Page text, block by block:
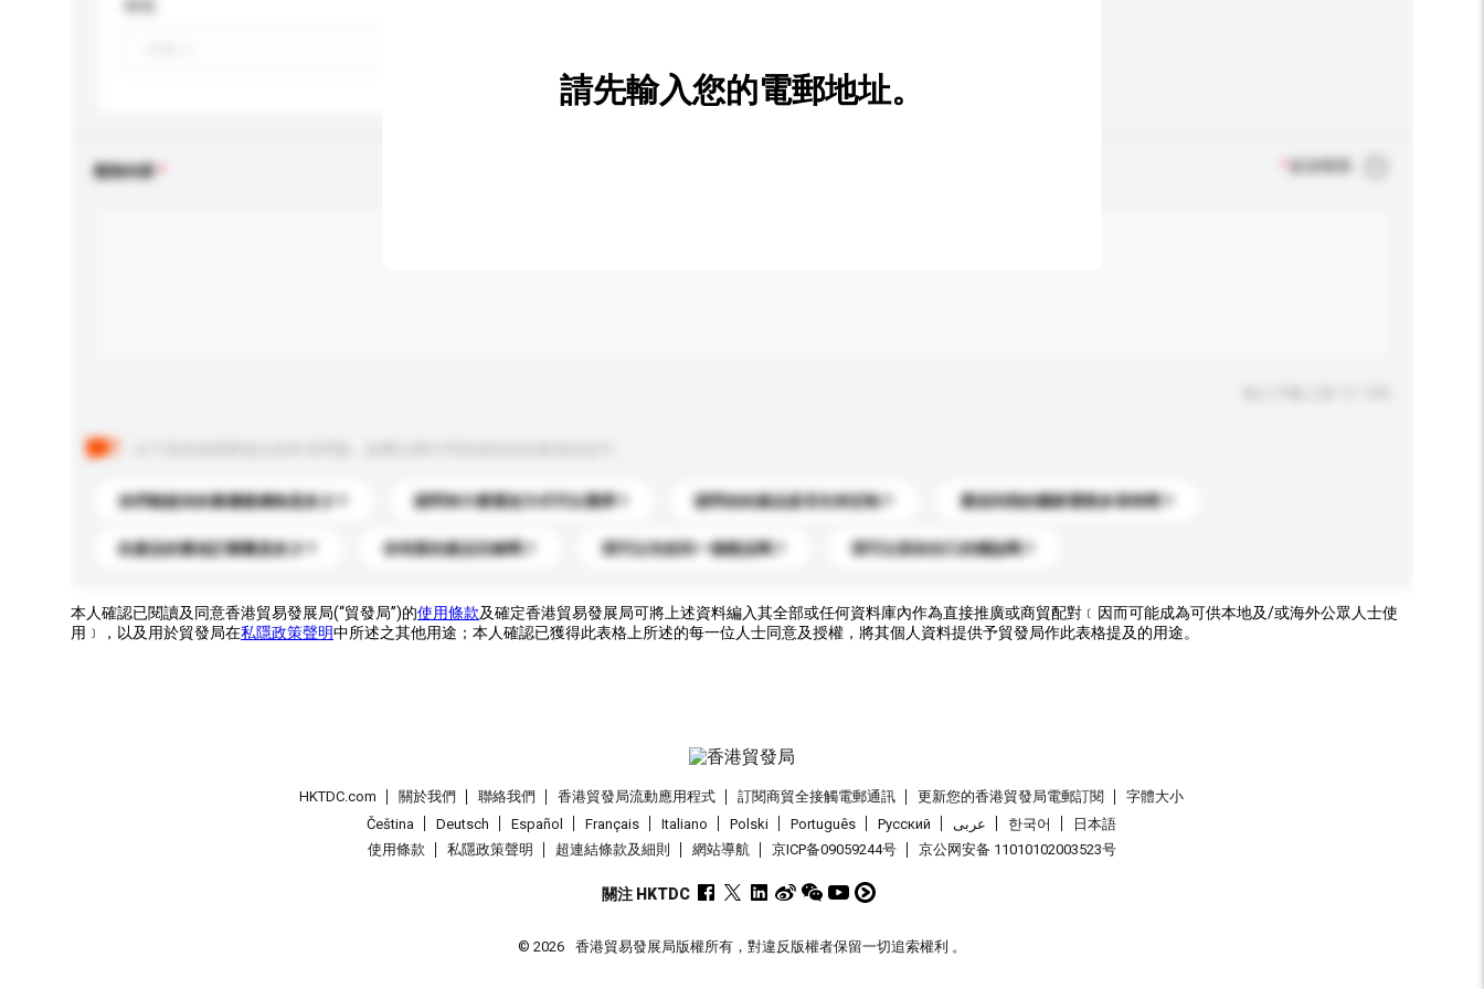
查詢內容
你們能提供的最優惠價格是多少？ 請問有什麼運送方式可以選擇？ 請問你的產品是否支持定制？ 運送到我的國家需要多長時間？
此產品的最低訂購量是多少？ 你有新的產品目錄嗎？ 我可以先收到一個樣品嗎？ 我可以添加自己的標誌嗎？
請先輸入您的電郵地址。
本人確認已閱讀及同意香港貿易發展局(“貿發局”)的使用條款及確定香港貿易發展局可將上述資料編入其全部或任何資料庫內作為直接推廣或商貿配對﹝因而可能成為可供本地及/或海外公眾人士使
用﹞，以及用於貿發局在私隱政策聲明中所述之其他用途；本人確認已獲得此表格上所述的每一位人士同意及授權，將其個人資料提供予貿發局作此表格提及的用途。
HKTDC.com 關於我們 聯絡我們 香港貿發局流動應用程式 訂閱商貿全接觸電郵通訊 更新您的香港貿發局電郵訂閱
字體大小
Čeština
Deutsch Español Français Italiano Polski Português Pусский عربى 한국어
日本語
使用條款
私隱政策聲明 超連結條款及細則 網站導航 京ICP备09059244号 京公网安备 11010102003523号
關注 HKTDC
© 2026 香港貿易發展局版權所有，對違反版權者保留一切追索權利 。